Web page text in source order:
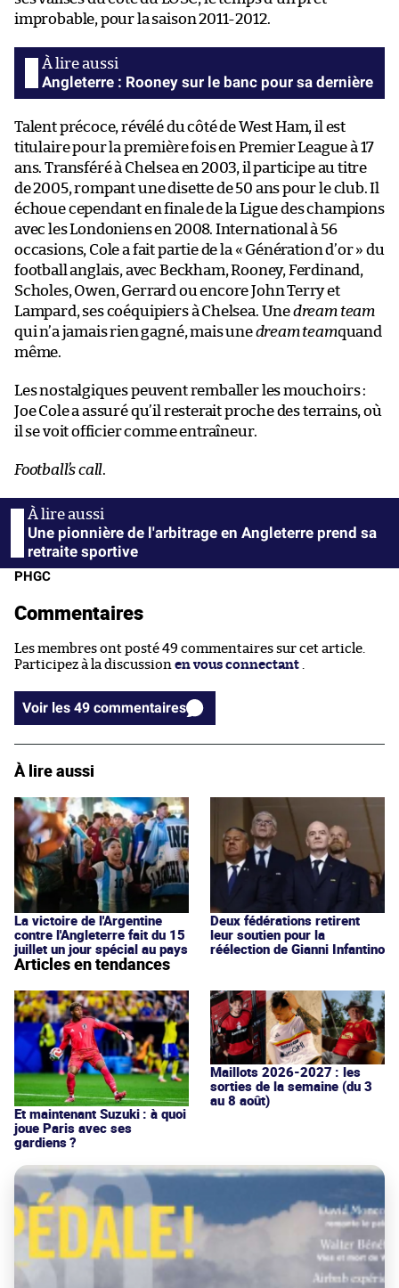
improbable, pour la saison 2011-2012.
Angleterre : Rooney sur le banc pour sa dernière
Talent précoce, révélé du côté de West Ham, il est
titulaire pour la première fois en Premier League à 17
ans. Transféré à Chelsea en 2003, il participe au titre
de 2005, rompant une disette de 50 ans pour le club. Il
échoue cependant en finale de la Ligue des champions
avec les Londoniens en 2008. International à 56
occasions, Cole a fait partie de la « Génération d’or » du
football anglais, avec Beckham, Rooney, Ferdinand,
Scholes, Owen, Gerrard ou encore John Terry et
Lampard, ses coéquipiers à Chelsea. Unedream team
qui n’a jamais rien gagné, mais unedream teamquand
même.
Les nostalgiques peuvent remballer les mouchoirs :
Joe Cole a assuré qu’il resterait proche des terrains, où
il se voit officier comme entraîneur.
Football’s call.
Une pionnière de l'arbitrage en Angleterre prend sa
retraite sportive
PHGC
Commentaires
Les membres ont posté 49 commentaires sur cet article.
Participez à la discussion en vous connectant
Voir les 49 commentaires
À lire aussi
La victoire de l'Argentine
contre l'Angleterre fait du 15
juillet un jour spécial au pays
Deux fédérations retirent
leur soutien pour la
réélection de Gianni Infantino
Articles en tendances
Et maintenant Suzuki : à quoi
joue Paris avec ses
gardiens ?
Maillots 2026-2027 : les
sorties de la semaine (du 3
au 8 août)